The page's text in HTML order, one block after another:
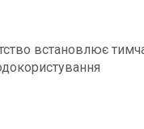
встановлює